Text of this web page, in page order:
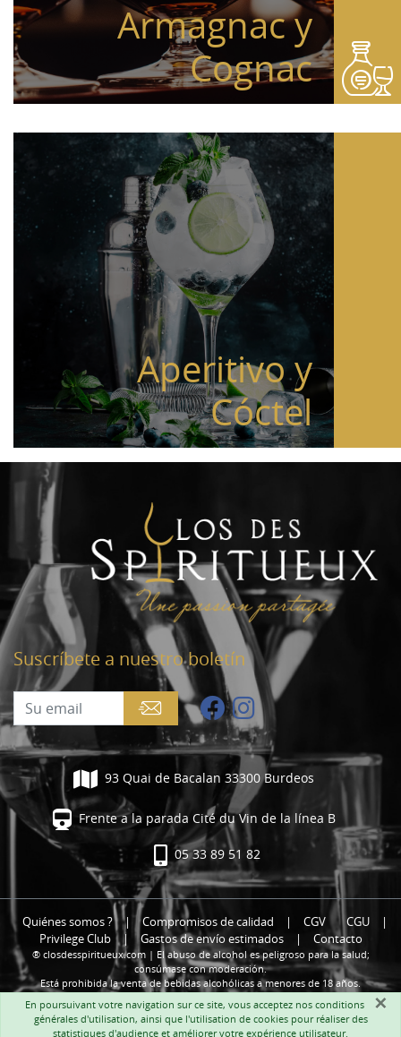
Armagnac y
Cognac
Aperitivo y
Cóctel
Suscríbete a nuestro boletín
93 Quai de Bacalan 33300 Burdeos
Frente a la parada Cité du Vin de la línea B
05 33 89 51 82
Quiénes somos ? | Compromisos de calidad | CGV CGU
|
Privilege Club | Gastos de envío estimados | Contacto
® closdesspiritueux.com | El abuso de alcohol es peligroso para la salud;
consúmase con moderación.
Está prohibida la venta de bebidas alcohólicas a menores de 18 años.
×
En poursuivant votre navigation sur ce site, vous acceptez nos conditions
générales d'utilisation, ainsi que l'utilisation de cookies pour réaliser des
statistiques d'audience et améliorer votre expérience utilisateur.